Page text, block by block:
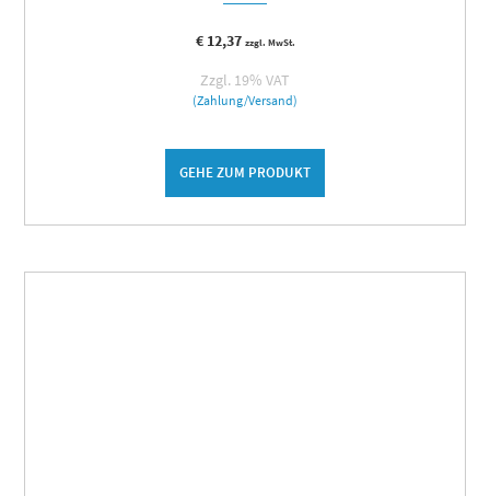
€12,37 zzgl. MwSt.
Zzgl. 19% VAT
(Zahlung/Versand)
GEHE ZUM PRODUKT